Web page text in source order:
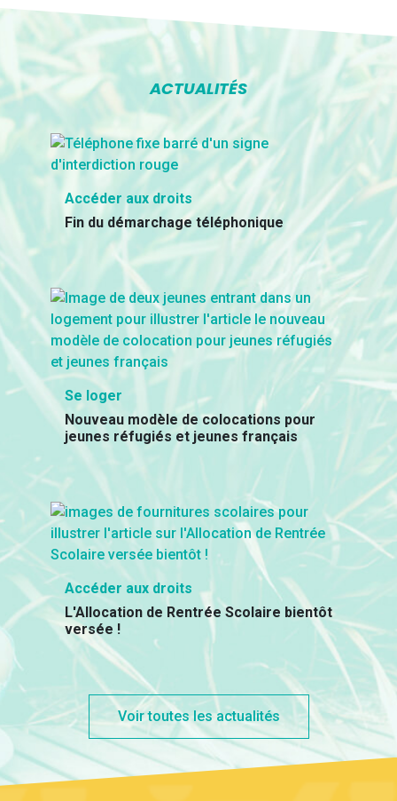
ACTUALITÉS
Accéder aux droits
Fin du démarchage téléphonique
Se loger
Nouveau modèle de colocations pour
jeunes réfugiés et jeunes français
Accéder aux droits
L'Allocation de Rentrée Scolaire bientôt
versée !
Voir toutes les actualités